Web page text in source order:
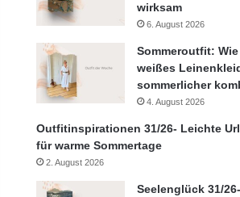
wirksam
6. August 2026
Sommeroutfit:
weißes
sommerlicher
4. August 2026
Outfitinspirationen 31/26- Leichte
für warme Sommertage
2. August 2026
Seelenglück 31/